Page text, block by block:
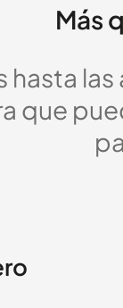
Más
hasta
que